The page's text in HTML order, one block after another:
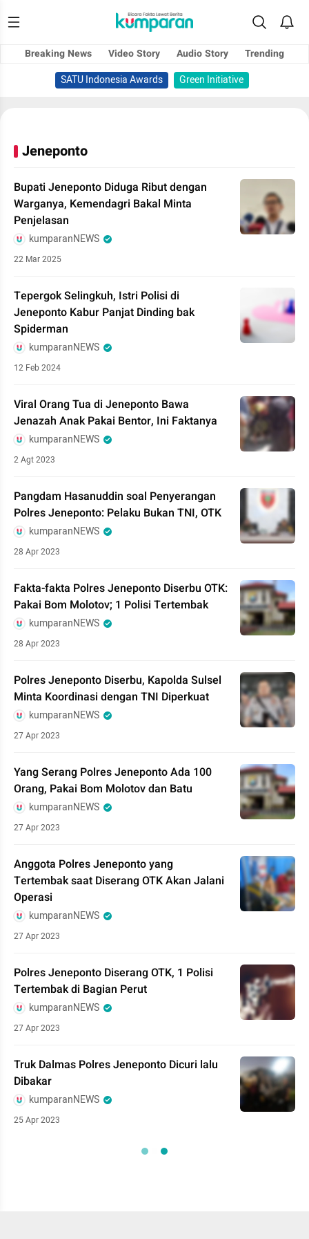
Breaking News Video Story Audio Story
Trending
SATU Indonesia Awards
Green Initiative
Jeneponto
Bupati Jeneponto Diduga Ribut dengan
Warganya, Kemendagri Bakal Minta
Penjelasan
kumparanNEWS
22 Mar 2025
Tepergok Selingkuh, Istri Polisi di
Jeneponto Kabur Panjat Dinding bak
Spiderman
kumparanNEWS
12 Feb 2024
Viral Orang Tua di Jeneponto Bawa
Jenazah Anak Pakai Bentor, Ini Faktanya
kumparanNEWS
2 Agt 2023
Pangdam Hasanuddin soal Penyerangan
Polres Jeneponto: Pelaku Bukan TNI, OTK
kumparanNEWS
28 Apr 2023
Fakta-fakta Polres Jeneponto Diserbu OTK:
Pakai Bom Molotov; 1 Polisi Tertembak
kumparanNEWS
28 Apr 2023
Polres Jeneponto Diserbu, Kapolda Sulsel
Minta Koordinasi dengan TNI Diperkuat
kumparanNEWS
27 Apr 2023
Yang Serang Polres Jeneponto Ada 100
Orang, Pakai Bom Molotov dan Batu
kumparanNEWS
27 Apr 2023
Anggota Polres Jeneponto yang
Tertembak saat Diserang OTK Akan Jalani
Operasi
kumparanNEWS
27 Apr 2023
Polres Jeneponto Diserang OTK, 1 Polisi
Tertembak di Bagian Perut
kumparanNEWS
27 Apr 2023
Truk Dalmas Polres Jeneponto Dicuri lalu
Dibakar
kumparanNEWS
25 Apr 2023